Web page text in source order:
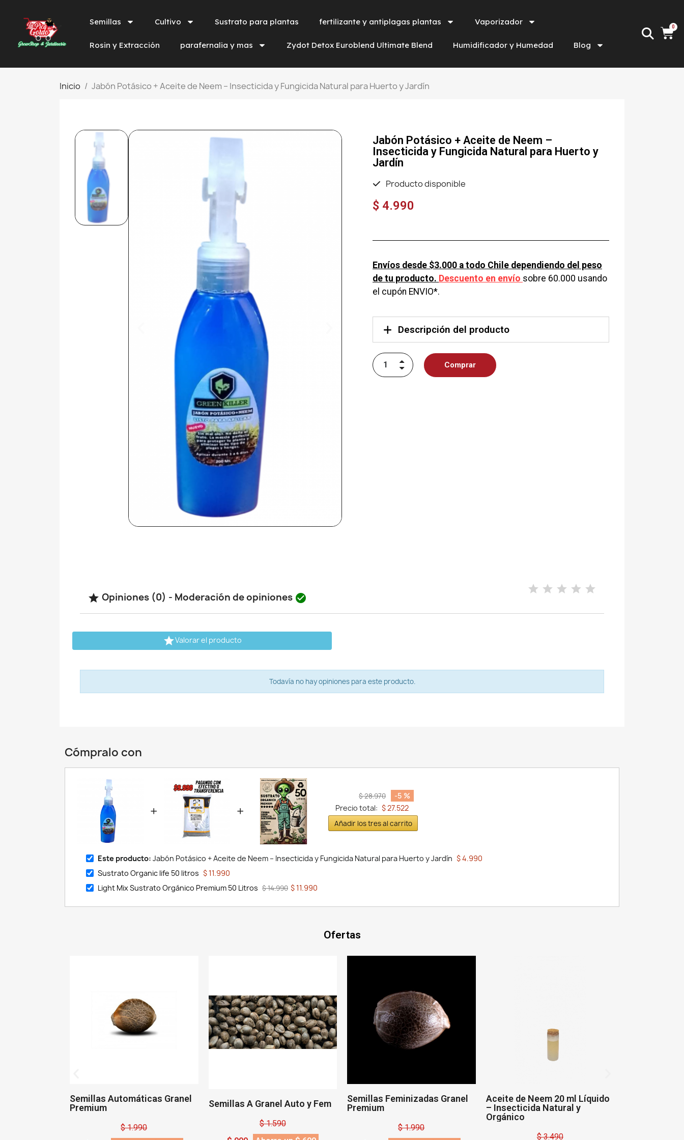
Semillas Cultivo Sustrato para plantas fertilizante y antiplagas plantas Vaporizador
Rosin y Extracción parafernalia y mas Zydot Detox Euroblend Ultimate Blend Humidificador y Humedad Blog
Inicio Jabón Potásico + Aceite de Neem – Insecticida y Fungicida Natural para Huerto y Jardín
Jabón Potásico + Aceite de Neem –
Insecticida y Fungicida Natural para Huerto y
Jardín
Producto disponible
$ 4.990
Envíos desde $3.000 a todo Chile dependiendo del peso
de tu producto. Descuento en envío sobre 60.000 usando
el cupón ENVIO*.
Descripción del producto
Comprar
 Opiniones (0) - Moderación de opiniones 
Valorar el producto
Todavía no hay opiniones para este producto.
Cómpralo con
+ +
$ 28.970
-5 %
Precio total: $ 27.522
Añadir los tres al carrito
Este producto: Jabón Potásico + Aceite de Neem – Insecticida y Fungicida Natural para Huerto y Jardín $ 4.990
Sustrato Organic life 50 litros $ 11.990
Light Mix Sustrato Orgánico Premium 50 Litros $ 14.990 $ 11.990
Ofertas
Semillas Automáticas Granel
Premium
$ 1.990
Semillas A Granel Auto y Fem
$ 1.590
Semillas Feminizadas Granel
Premium
$ 1.990
Aceite de Neem 20 ml Líquido
– Insecticida Natural y
Orgánico
$ 3.490